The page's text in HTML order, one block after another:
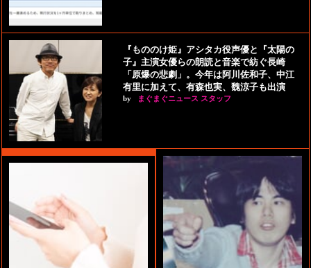
『もののけ姫』アシタカ役声優と『太陽の
子』主演女優らの朗読と音楽で紡ぐ長崎
「原爆の悲劇」。今年は阿川佐和子、中江
有里に加えて、有森也実、魏涼子も出演
by まぐまぐニュース スタッフ